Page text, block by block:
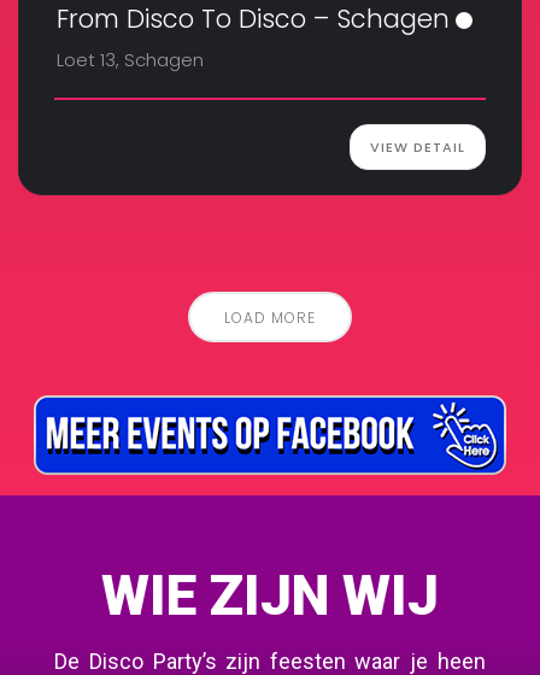
From Disco To Disco – Schagen
Loet 13, Schagen
VIEW DETAIL
LOAD MORE
WIE ZIJN WIJ
De Disco Party’s zijn feesten waar je heen